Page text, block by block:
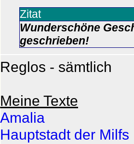
Zitat
Wunderschöne
geschrieben!
Reglos - sämtlich
Meine Texte
Amalia
Hauptstadt der Milfs